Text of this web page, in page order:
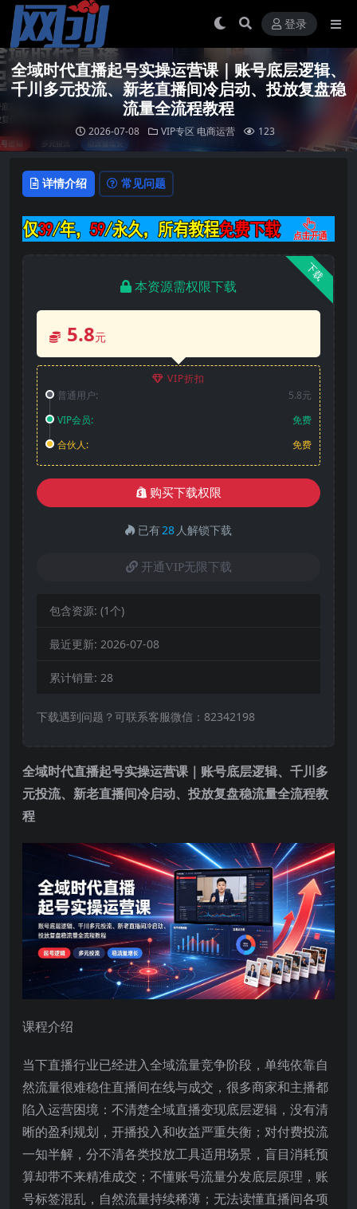
登录
全域时代直播起号实操运营课｜账号底层逻辑、
千川多元投流、新老直播间冷启动、投放复盘稳
流量全流程教程
2026-07-08 VIP专区 电商运营 123
详情介绍 常见问题
下载
本资源需权限下载
5.8元
VIP折扣
普通用户:
5.8元
VIP会员:
免费
合伙人:
免费
购买下载权限
已有28 人解锁下载
开通VIP无限下载
包含资源: (1个)
最近更新: 2026-07-08
累计销量: 28
下载遇到问题？可联系客服微信：82342198
全域时代直播起号实操运营课｜账号底层逻辑、千川多
元投流、新老直播间冷启动、投放复盘稳流量全流程教
程
课程介绍
当下直播行业已经进入全域流量竞争阶段，单纯依靠自
然流量很难稳住直播间在线与成交，很多商家和主播都
陷入运营困境：不清楚全域直播变现底层逻辑，没有清
晰的盈利规划，开播投入和收益严重失衡；对付费投流
一知半解，分不清各类投放工具适用场景，盲目消耗预
算却带不来精准成交；不懂账号流量分发底层原理，账
号标签混乱，自然流量持续稀薄；无法读懂直播间各项